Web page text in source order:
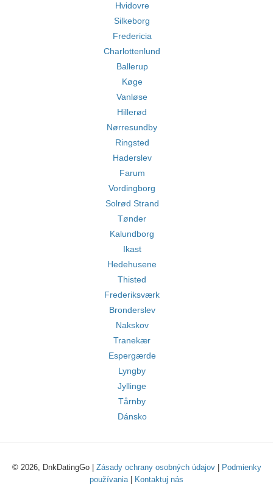
Hvidovre
Silkeborg
Fredericia
Charlottenlund
Ballerup
Køge
Vanløse
Hillerød
Nørresundby
Ringsted
Haderslev
Farum
Vordingborg
Solrød Strand
Tønder
Kalundborg
Ikast
Hedehusene
Thisted
Frederiksværk
Bronderslev
Nakskov
Tranekær
Espergærde
Lyngby
Jyllinge
Tårnby
Dánsko
© 2026, DnkDatingGo | Zásady ochrany osobných údajov|
Podmienky
používania| Kontaktuj nás